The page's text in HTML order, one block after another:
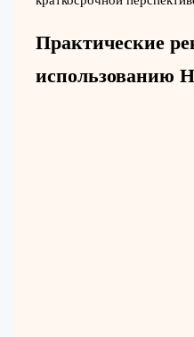
Практические
использованию